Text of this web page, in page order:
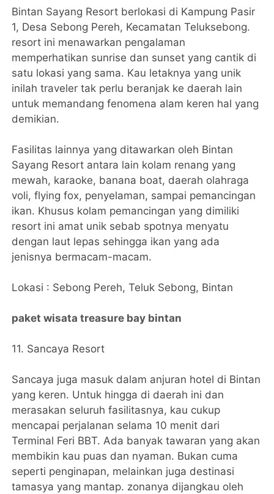
Bintan Sayang Resort berlokasi di Kampung Pasir
1, Desa Sebong Pereh, Kecamatan Teluksebong.
resort ini menawarkan pengalaman
memperhatikan sunrise dan sunset yang cantik di
satu lokasi yang sama. Kau letaknya yang unik
inilah traveler tak perlu beranjak ke daerah lain
untuk memandang fenomena alam keren hal yang
demikian.
Fasilitas lainnya yang ditawarkan oleh Bintan
Sayang Resort antara lain kolam renang yang
mewah, karaoke, banana boat, daerah olahraga
voli, flying fox, penyelaman, sampai pemancingan
ikan. Khusus kolam pemancingan yang dimiliki
resort ini amat unik sebab spotnya menyatu
dengan laut lepas sehingga ikan yang ada
jenisnya bermacam-macam.
Lokasi : Sebong Pereh, Teluk Sebong, Bintan
paket wisata treasure bay bintan
11. Sancaya Resort
Sancaya juga masuk dalam anjuran hotel di Bintan
yang keren. Untuk hingga di daerah ini dan
merasakan seluruh fasilitasnya, kau cukup
mencapai perjalanan selama 10 menit dari
Terminal Feri BBT. Ada banyak tawaran yang akan
membikin kau puas dan nyaman. Bukan cuma
seperti penginapan, melainkan juga destinasi
tamasya yang mantap. zonanya dijangkau oleh